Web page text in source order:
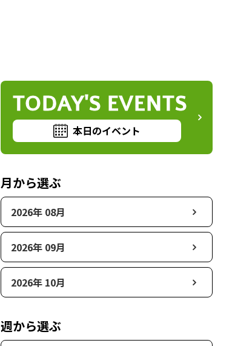
TODAY'S EVENTS
本日のイベント
月から選ぶ
2026年 08月
2026年 09月
2026年 10月
週から選ぶ